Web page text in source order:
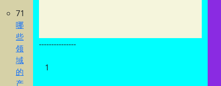
71
哪
些
领
域
的
产
---------------
1